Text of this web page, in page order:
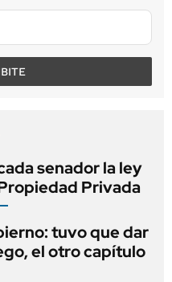
senador la ley
Privada
tuvo que dar
el otro capítulo